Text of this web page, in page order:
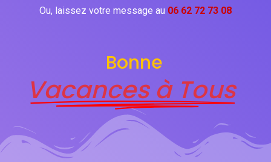
Ou, laissez votre message au 06 62 72 73 08
Bonne
Vacances à Tous